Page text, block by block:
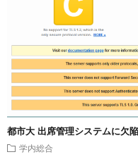
都市大 出席管理システムに欠
学内総合